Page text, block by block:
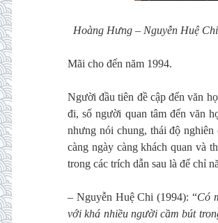
Hoàng Hưng – Nguyễn Huệ
Mãi cho đến năm 1994.
Người đầu tiên đề cập đến văn
đi, số người quan tâm đến văn
nhưng nói chung, thái độ
càng ngày càng khách quan và
trong các trích dẫn sau là để chỉ
– Nguyễn Huệ Chi (1994): “Có
với khá nhiều người cầm bút